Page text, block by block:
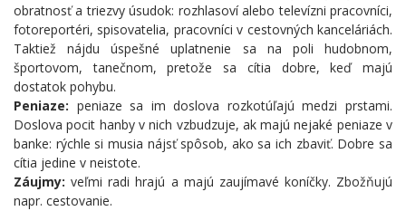
obratnosť a triezvy úsudok: rozhlasoví alebo televízni pracovníci,
fotoreportéri, spisovatelia, pracovníci v cestovných kanceláriách.
Taktiež nájdu úspešné uplatnenie sa na poli hudobnom,
športovom, tanečnom, pretože sa cítia dobre, keď majú
dostatok pohybu.
Peniaze: peniaze sa im doslova rozkotúľajú medzi prstami.
Doslova pocit hanby v nich vzbudzuje, ak majú nejaké peniaze v
banke: rýchle si musia nájsť spôsob, ako sa ich zbaviť. Dobre sa
cítia jedine v neistote.
Záujmy: veľmi radi hrajú a majú zaujímavé koníčky. Zbožňujú
napr. cestovanie.